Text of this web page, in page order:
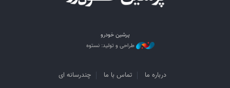
پرشین خودرو
طراحی و تولید: نستوه
درباره ما تماس با ما چندرسانه ای